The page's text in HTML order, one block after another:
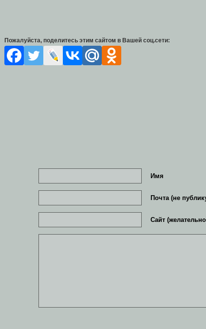
Пожалуйста, поделитесь этим сайтом в Вашей соц.сети:
Имя
Почта (не
Сайт